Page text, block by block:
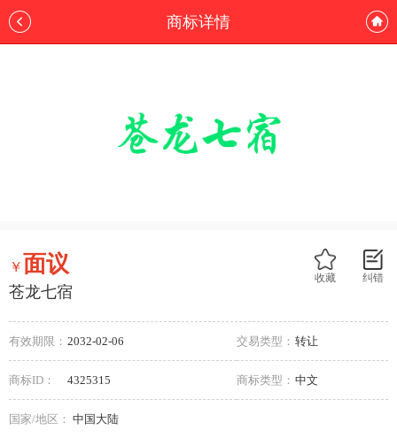
商标详情
纠错
收藏
￥面议
苍龙七宿
有效期限： 2032-02-06 交易类型： 转让
商标ID： 4325315 商标类型： 中文
国家/地区： 中国大陆